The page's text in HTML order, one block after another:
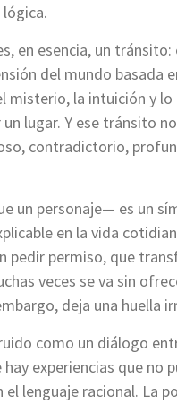
en esencia, un tránsito:
del mundo basada
misterio, la intuición y lo
lugar. Y ese tránsito
contradictorio,
un personaje— es un
en la vida
pedir permiso, que
veces se va sin
deja una huella
como un diálogo
experiencias que no
lenguaje racional. La